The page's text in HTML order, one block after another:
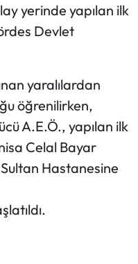
yerinde yapılan ilk
Devlet
yaralılardan
öğrenilirken,
A.E.Ö., yapılan ilk
Celal Bayar
Hastanesine